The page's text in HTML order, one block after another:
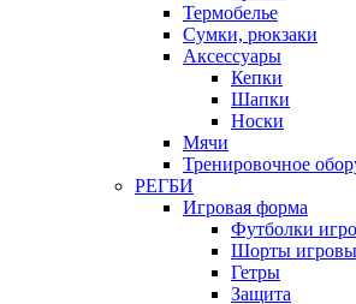
Термобелье
Сумки, рюкзаки
Аксессуары
Кепки
Шапки
Носки
Мячи
Тренировочное
РЕГБИ
Игровая форма
Футболки
Шорты
Гетры
Защита